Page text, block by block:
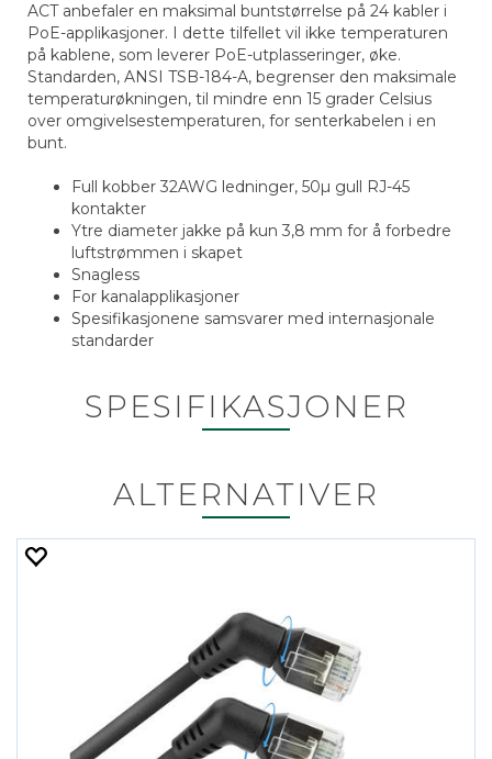
ACT anbefaler en maksimal buntstørrelse på 24 kabler i
PoE-applikasjoner. I dette tilfellet vil ikke temperaturen
på kablene, som leverer PoE-utplasseringer, øke.
Standarden, ANSI TSB-184-A, begrenser den maksimale
temperaturøkningen, til mindre enn 15 grader Celsius
over omgivelsestemperaturen, for senterkabelen i en
bunt.
Full kobber 32AWG ledninger, 50µ gull RJ-45
kontakter
Ytre diameter jakke på kun 3,8 mm for å forbedre
luftstrømmen i skapet
Snagless
For kanalapplikasjoner
Spesifikasjonene samsvarer med internasjonale
standarder
SPESIFIKASJONER
ALTERNATIVER